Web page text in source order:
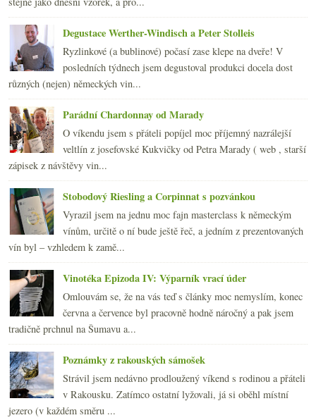
►
►2008(270)
2007 (108)Degustace Werther-Windisch a Peter Stolleis
Ryzlinkové (a bublinové) počasí zase klepe na dveře! V
posledních týdnech jsem degustoval produkci docela dost
různých (nejen) německých vin...
Parádní Chardonnay od Marady
O víkendu jsem s přáteli popíjel moc příjemný nazrálejší
veltlín z josefovské Kukvičky od Petra Marady ( web , starší
zápisek z návštěvy vin...
Stobodový Riesling a Corpinnat s pozvánkou
Vyrazil jsem na jednu moc fajn masterclass k německým
vínům, určitě o ní bude ještě řeč, a jedním z prezentovaných
vín byl – vzhledem k zamě...
Vinotéka Epizoda IV: Výparník vrací úder
Omlouvám se, že na vás teď s články moc nemyslím, konec
června a července byl pracovně hodně náročný a pak jsem
tradičně prchnul na Šumavu a...
Poznámky z rakouských sámošek
Strávil jsem nedávno prodloužený víkend s rodinou a přáteli
v Rakousku. Zatímco ostatní lyžovali, já si oběhl místní
jezero (v každém směru ...